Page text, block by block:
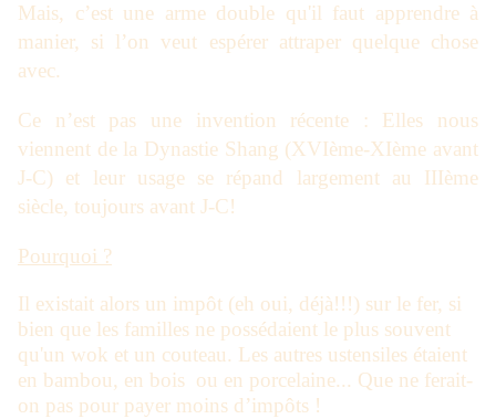
Mais, c’est une arme double qu'il faut apprendre à
manier, si l’on veut espérer attraper quelque chose
avec.
Ce n’est pas une invention récente : Elles nous
viennent de la Dynastie Shang (XVIème-XIème avant
J-C) et leur usage se répand largement au IIIème
siècle, toujours avant J-C!
Pourquoi ?
Il existait alors un impôt (eh oui, déjà!!!) sur le fer, si
bien que les familles ne possédaient le plus souvent
qu'un wok et un couteau. Les autres ustensiles étaient
en bambou, en bois ou en porcelaine... Que ne ferait-
on pas pour payer moins d’impôts !